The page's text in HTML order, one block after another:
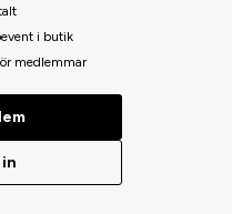
i butik
medlemmar